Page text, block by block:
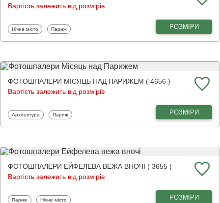
Вартість залежить від розмірів
Фотошпалери
Нічне місто Фотошпалери
Париж РОЗМІРИ
ФОТОШПАЛЕРИ МІСЯЦЬ НАД ПАРИЖЕМ ( 4656 )
Вартість залежить від розмірів
Фотошпалери
Архітектура Фотошпалери
Париж РОЗМІРИ
ФОТОШПАЛЕРИ ЕЙФЕЛЕВА ВЕЖА ВНОЧІ ( 3655 )
Вартість залежить від розмірів
Фотошпалери
Париж Фотошпалери
Нічне місто РОЗМІРИ